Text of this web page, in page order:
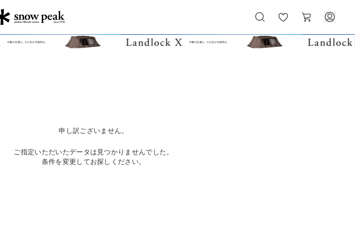
気
に
ー
ト
申し訳ございません。
ご指定いただいたデータは見つかりませんでした。
条件を変更してお探しください。